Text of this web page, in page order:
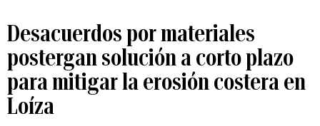
Desacuerdos por materiales
postergan solución a corto plazo
para mitigar la erosión costera en
Loíza